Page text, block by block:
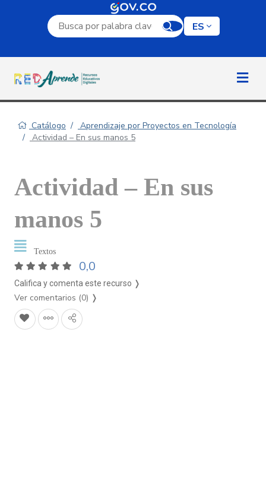
Campo de búsqueda por palabra clave
ES
Catálogo
Aprendizaje por Proyectos en Tecnología
Actividad – En sus manos 5
Actividad – En sus
manos 5
Textos
0,0
Califica y comenta este recurso ❭
Ver comentarios (0) ❭